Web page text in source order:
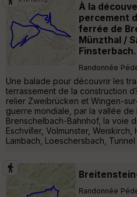
À la
percement
ferrée de
Münzthal /
Finsterbach.
Randonnée
Une balade pour découvrir les
terrassement de la construction
relier Zweibrücken et Wingen-
guerre mondiale, par la vallée de
Brenschelbach-Bahnhof, la voie
Eschviller, Volmunster, Weiskirch,
Lambach, Loeschersbach,
Randonnée